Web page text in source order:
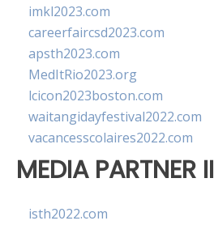
imkl2023.com
careerfaircsd2023.com
apsth2023.com
MedItRio2023.org
lcicon2023boston.com
waitangidayfestival2022.com
vacancesscolaires2022.com
MEDIA PARTNER II
isth2022.com